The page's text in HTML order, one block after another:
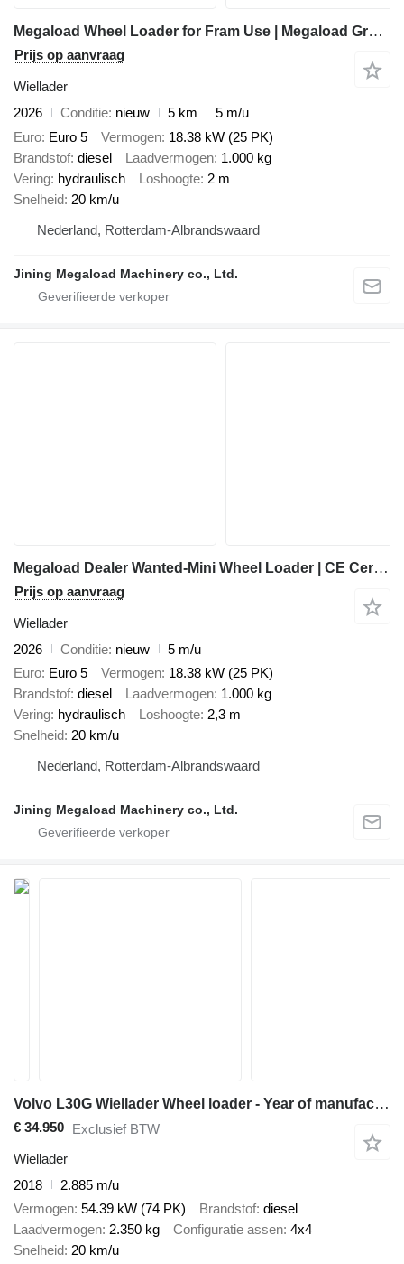
Megaload Wheel Loader for Fram Use | Megaload Group M1100 | Ideal for Cat
Prijs op aanvraag
Wiellader
2026
Conditie nieuw 5 km
5 m/u
Euro Euro 5 Vermogen 18.38 kW (25 PK)
Brandstof diesel Laadvermogen 1.000 kg
Vering hydraulisch Loshoogte 2 m
Snelheid 20 km/u
Nederland, Rotterdam-Albrandswaard
Jining Megaload Machinery co., Ltd.
Megaload Dealer Wanted-Mini Wheel Loader | CE Certified | Best Choice for
Prijs op aanvraag
Wiellader
2026
Conditie nieuw
5 m/u
Euro Euro 5 Vermogen 18.38 kW (25 PK)
Brandstof diesel Laadvermogen 1.000 kg
Vering hydraulisch Loshoogte 2,3 m
Snelheid 20 km/u
Nederland, Rotterdam-Albrandswaard
Jining Megaload Machinery co., Ltd.
Volvo L30G Wiellader Wheel loader - Year of manufacture 2018 - Operat
€ 34.950 Exclusief BTW
Wiellader
2018
2.885 m/u
Vermogen 54.39 kW (74 PK) Brandstof diesel
Laadvermogen 2.350 kg Configuratie assen 4x4
Snelheid 20 km/u